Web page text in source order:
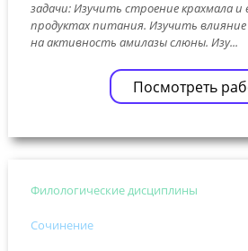
задачи: Изучить строение крахмала и
продуктах питания. Изучить
на активность амилазы слюны. Изу...
Посмотреть
Филологические дисциплины
Сочинение